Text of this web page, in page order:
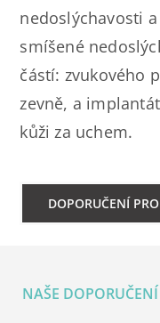
nedoslýchavosti
smíšené
částí: zvukového
zevně, a
kůži za uchem.
DOPORUČENÍ
NAŠE DOPORUČENÍ